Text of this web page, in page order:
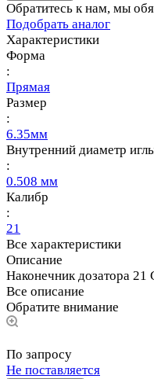
Обратитесь к нам, мы
Подобрать аналог
Характеристики
Форма
:
Прямая
Размер
:
6.35мм
Внутренний диаметр
:
0.508 мм
Калибр
:
21
Все характеристики
Описание
Наконечник дозатора
Все описание
Обратите внимание
По запросу
Не поставляется